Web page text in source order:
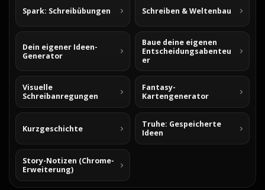
Spark: Schreibübungen Schreiben & Weltenbau
Dein eigener Ideen-
Generator
Baue deine eigenen
Entscheidungsabenteu
er
Visuelle
Schreibanregungen
Fantasy-
Kartengenerator
Kurzgeschichte
Truhe: Gespeicherte
Ideen
Story-Notizen (Chrome-
Erweiterung)